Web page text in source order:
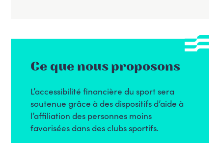
Ce que nous proposons
L’accessibilité financière du sport sera
soutenue grâce à des dispositifs d’aide à
l’affiliation des personnes moins
favorisées dans des clubs sportifs.